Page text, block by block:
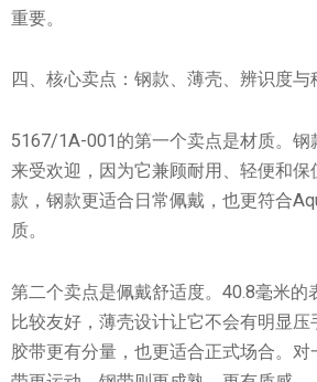
重要。
四、核心卖点：钢款、薄壳、辨识度与
5167/1A-001的第一个卖点是材质。钢
来受欢迎，因为它兼顾耐用、轻便和保
款，钢款更适合日常佩戴，也更符合
质。
第二个卖点是佩戴舒适度。40.8毫米的
比较友好，薄壳设计让它不会有明显压
胶带更有分量，也更适合正式场合。